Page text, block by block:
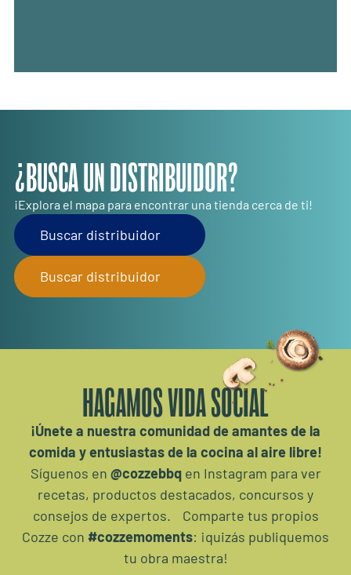
¿BUSCA UN DISTRIBUIDOR?
¡Explora el mapa para encontrar una tienda cerca de ti!
Buscar distribuidor
Buscar distribuidor
HAGAMOS VIDA SOCIAL
¡Únete a nuestra comunidad de amantes de la
comida y entusiastas de la cocina al aire libre!
Síguenos en @cozzebbqen Instagram para ver
recetas, productos destacados, concursos y
consejos de expertos. Comparte tus propios
Cozze con #cozzemoments: ¡quizás publiquemos
tu obra maestra!